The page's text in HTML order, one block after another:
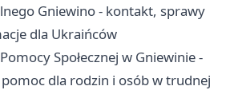
Gniewino - kontakt, sprawy
dla Ukraińców
Społecznej w Gniewinie -
dla rodzin i osób w trudnej